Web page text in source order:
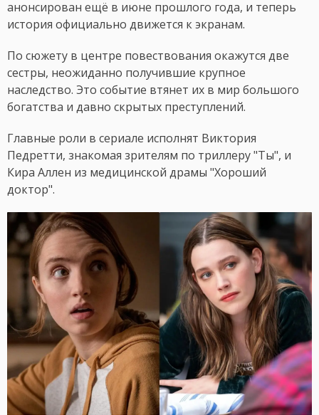
анонсирован ещё в июне прошлого года, и теперь
история официально движется к экранам.
По сюжету в центре повествования окажутся две
сестры, неожиданно получившие крупное
наследство. Это событие втянет их в мир большого
богатства и давно скрытых преступлений.
Главные роли в сериале исполнят Виктория
Педретти, знакомая зрителям по триллеру "Ты", и
Кира Аллен из медицинской драмы "Хороший
доктор".